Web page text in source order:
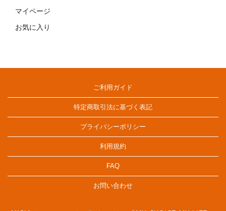
マイページ
お気に入り
ご利用ガイド
特定商取引法に基づく表記
プライバシーポリシー
利用規約
FAQ
お問い合わせ